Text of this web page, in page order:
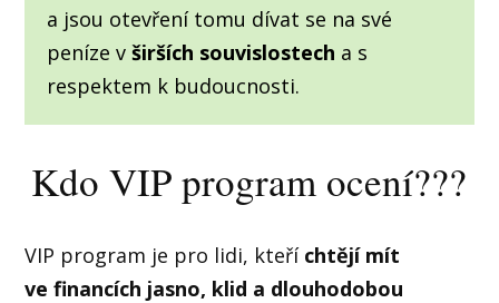
a jsou otevření tomu dívat se na své
peníze vširších souvislostech a s
respektem k budoucnosti.
Kdo VIP program ocení???
VIP program je pro lidi, kteří chtějí mít
ve financích jasno, klid a dlouhodobou